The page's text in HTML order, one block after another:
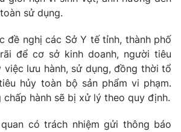
Podcast
Infographic
sử dụng.
đề nghị các Sở Y tế tỉnh, thành phố
để cơ sở kinh doanh, người tiêu
việc lưu hành, sử dụng, đồng thời tổ
hủy toàn bộ sản phẩm vi phạm.
chấp hành sẽ bị xử lý theo quy định.
có trách nhiệm gửi thông báo